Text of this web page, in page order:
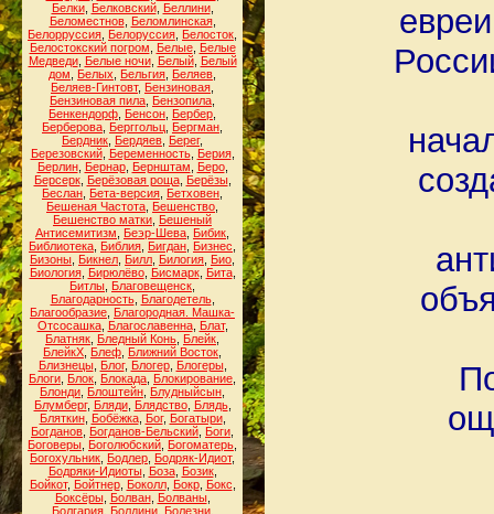
Белки, Белковский, Беллини,
Беломестнов, Беломлинская,
Белорруссия Белоруссия Белосток
Белостокский погром
Белые, Белые
Медведи, Белые ночи, Белый, Белый
дом
Белых Бельгия Беляев
Беляев-Гинтовт, Бензиновая
Бензиновая пила Бензопила
Бенкендорф Бенсон Бербер
Берберова Берггольц Бергман
Бердник Бердяев Берег,
Березовский, Беременность, Берия,
Берлин, Бернар, Бернштам Беро,
Берсерк, Берёзовая роща, Берёзы,
Беслан Бета-версия Бетховен
Бешеная Частота Бешенство
Бешенство матки Бешеный
Антисемитизм
Беэр-Шева Бибик
Библиотека Библия Бигдан Бизнес
Бизоны Бикнел Билл Билогия Био
Биология, Бирюлёво, Бисмарк, Бита,
Битлы Благовещенск
Благодарность, Благодетель,
Благообразие Благородная. Машка-
Отсосашка, Благославенна, Блат,
Блатняк Бледный Конь Блейк
БлейкХ Блеф Ближний Восток
Близнецы, Блог, Блогер, Блогеры,
Блоги Блок Блокада Блокирование
Блонди Блоштейн Блудныйсын
Блумберг, Бляди, Блядство, Блядь,
Бляткин, Бобёжка, Бог, Богатыри,
Богданов Богданов-Бельский Боги
Боговеры Боголюбский Богоматерь
Богохульник Бодлер Бодряк-Идиот,
Бодряки-Идиоты, Боза, Бозик,
Бойкот, Бойтнер, Боколл, Бокр, Бокс
Боксёры, Болван, Болваны,
Болгария, Болдини, Болезни,